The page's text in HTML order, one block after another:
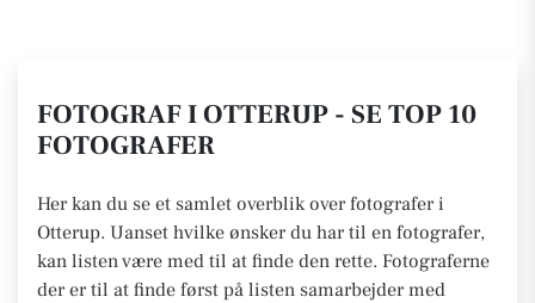
FOTOGRAF I OTTERUP - SE TOP 10
FOTOGRAFER
Her kan du se et samlet overblik over fotografer i
Otterup. Uanset hvilke ønsker du har til en fotografer,
kan listen være med til at finde den rette. Fotograferne
der er til at finde først på listen samarbejder med